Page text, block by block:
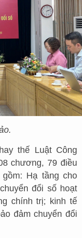
thế Luật Công
chương, 79 điều
Hạ tầng cho
đổi số hoạt
chính trị; kinh tế
đảm chuyển đổi